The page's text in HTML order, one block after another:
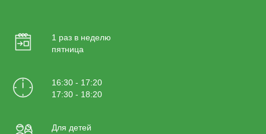
1 раз в неделю
пятница
16:30 - 17:20
17:30 - 18:20
Для детей